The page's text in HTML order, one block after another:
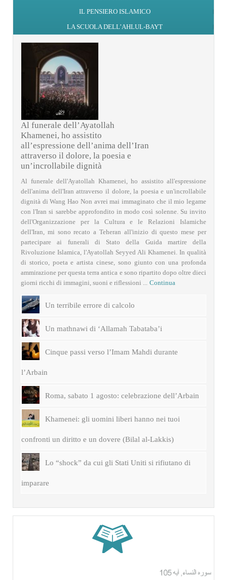
IL PENSIERO ISLAMICO
LA SCUOLA DELL’AHLUL-BAYT
Al funerale dell’Ayatollah
Khamenei, ho assistito
all’espressione dell’anima dell’Iran
attraverso il dolore, la poesia e
un’incrollabile dignità
Al funerale dell'Ayatollah Khamenei, ho assistito all'espressione
dell'anima dell'Iran attraverso il dolore, la poesia e un'incrollabile
dignità di Wang Hao Non avrei mai immaginato che il mio legame
con l'Iran si sarebbe approfondito in modo così solenne. Su invito
dell'Organizzazione per la Cultura e le Relazioni Islamiche
dell'Iran, mi sono recato a Teheran all'inizio di questo mese per
partecipare ai funerali di Stato della Guida martire della
Rivoluzione Islamica, l'Ayatollah Seyyed Ali Khamenei. In qualità
di storico, poeta e artista cinese, sono giunto con una profonda
ammirazione per questa terra antica e sono ripartito dopo oltre dieci
giorni ricchi di immagini, suoni e riflessioni ...
Continua
Un terribile errore di calcolo
Un mathnawi di ‘Allamah Tabataba’i
Cinque passi verso l’Imam Mahdi durante
l’Arbain
Roma, sabato 1 agosto: celebrazione dell’Arbain
Khamenei: gli uomini liberi hanno nei tuoi
confronti un diritto e un dovere (Bilal al-Lakkis)
Lo “shock” da cui gli Stati Uniti si rifiutano di
imparare